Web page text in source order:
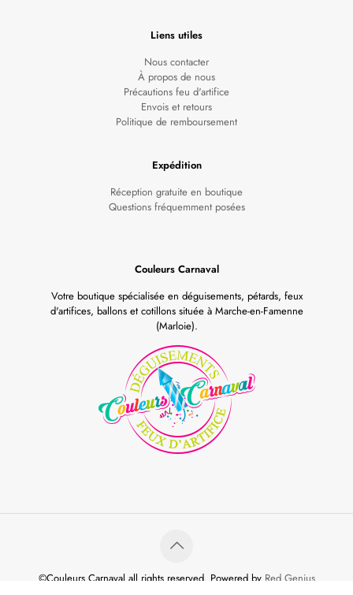
Liens utiles
Nous contacter
À propos de nous
Précautions feu d'artifice
Envois et retours
Politique de remboursement
Expédition
Réception gratuite en boutique
Questions fréquemment posées
Couleurs Carnaval
Votre boutique spécialisée en déguisements, pétards, feux
d'artifices, ballons et cotillons située à Marche-en-Famenne
(Marloie).
©Couleurs Carnaval all rights reserved. Powered by Red Genius